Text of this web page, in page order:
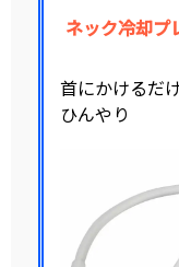
ネック冷却プ
首にかけるだ
ひんやり